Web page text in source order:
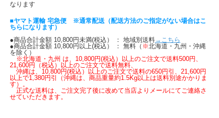
なります
■ヤマト運輸 宅急便 ※通常配送（配送方法のご指定がない場合はこ
ちらになります）
●商品合計金額 10,800円未満(税込） ： 地域別送料→こちら
●商品合計金額 10,800円以上(税込） ： 無料（ ※北海道・九州・沖縄
を除く）
※北海道・九州 は、10,800円(税込）以上のご注文で送料500円、
21,600円（税込）以上のご注文で送料無料、
沖縄は、10,800円(税込）以上のご注文で送料の650円引、21,600円
以上で1,380円引（沖縄は、商品重量約1.5Kg以上は送料別途かかりま
す）。
正式な送料は、ご注文完了後に改めて当店よりメールにてご連絡さ
せていただきます。